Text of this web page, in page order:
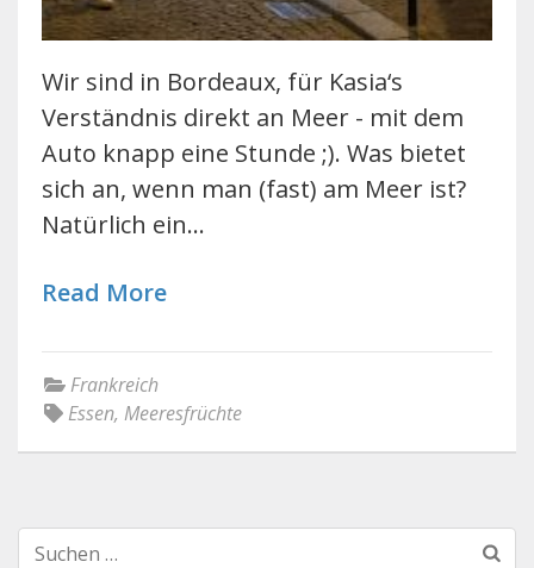
Wir sind in Bordeaux, für Kasia‘s
Verständnis direkt an Meer - mit dem
Auto knapp eine Stunde ;). Was bietet
sich an, wenn man (fast) am Meer ist?
Natürlich ein…
Read More
Frankreich
Essen, Meeresfrüchte
Suchen